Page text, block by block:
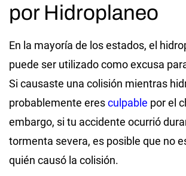
por Hidroplaneo
En la mayoría de los estados, el
puede ser utilizado como excusa
Si causaste una colisión mientras
probablemente eresculpable por el
embargo, si tu accidente ocurrió
tormenta severa, es posible que no
quién causó la colisión.